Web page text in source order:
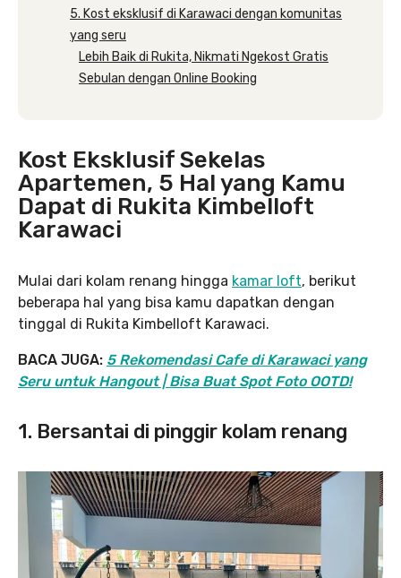
5. Kost eksklusif di Karawaci dengan komunitas
yang seru
Lebih Baik di Rukita, Nikmati Ngekost Gratis
Sebulan dengan Online Booking
Kost Eksklusif Sekelas
Apartemen, 5 Hal yang Kamu
Dapat di Rukita Kimbelloft
Karawaci
Mulai dari kolam renang hingga kamar loft, berikut
beberapa hal yang bisa kamu dapatkan dengan
tinggal di Rukita Kimbelloft Karawaci.
BACA JUGA: 5 Rekomendasi Cafe di Karawaci yang
Seru untuk Hangout | Bisa Buat Spot Foto OOTD!
1. Bersantai di pinggir kolam renang